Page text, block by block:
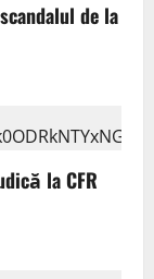
de la
la CFR